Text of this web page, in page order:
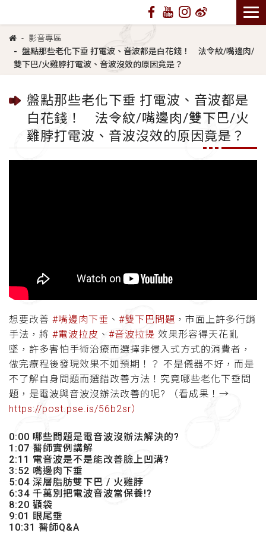
影音專區
盤點那些老化下垂 打電波、音波都是白花錢！ 法令紋/嘴邊肉/
雙下巴/火雞脖打電波、音波沒效的原因竟是？
盤點那些老化下垂 打電波、音波都是
白花錢！ 法令紋/嘴邊肉/雙下巴/火
雞脖打電波、音波沒效的原因竟是？
想要改善 #嘴邊肉下垂 、 #雙下巴問題 ，市面上許多行銷
手法，將 #電波拉皮 、 #音波拉提 效果形容得天花亂
墜，許多害怕手術治療而選擇非侵入式方式的消費者，
做完療程後發現效果不如預期！？ 不是儀器不好，而是
不了解自身問題而選錯改善方法！究竟哪些老化下垂問
題，是電波與音波沒辦法改善的呢? （看成果！→
https://post.pse.is/56b2sr）
0:00 哪些問題是電音波沒辦法解決的?
1:07 醫師實例講解
2:11 電音波是不是能改善臉上凹溝?
3:52 嘴邊肉下垂
5:04 深層脂肪雙下巴 / 火雞脖
6:34 千萬別把電波音波當保養!?
8:20 顴袋
9:01 眼尾垂
10:31 醫師Q&A